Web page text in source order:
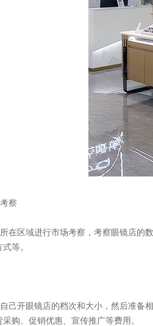
察
在区域进行市场考察，考察眼镜店的
等。
己开眼镜店的档次和大小，然后准备
购、促销优惠、宣传推广等费用。